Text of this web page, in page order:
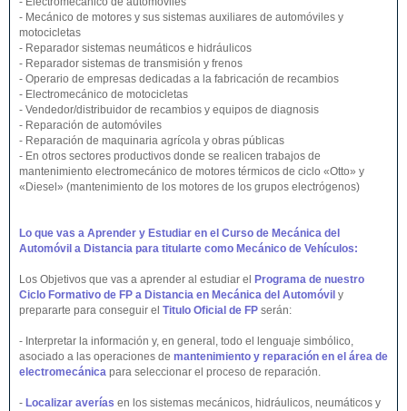
- Mecánico de motores y sus sistemas auxiliares de automóviles y
motocicletas
- Reparador sistemas neumáticos e hidráulicos
- Reparador sistemas de transmisión y frenos
- Operario de empresas dedicadas a la fabricación de recambios
- Electromecánico de motocicletas
- Vendedor/distribuidor de recambios y equipos de diagnosis
- Reparación de automóviles
- Reparación de maquinaria agrícola y obras públicas
- En otros sectores productivos donde se realicen trabajos de
mantenimiento electromecánico de motores térmicos de ciclo «Otto» y
«Diesel» (mantenimiento de los motores de los grupos electrógenos)
Lo que vas a Aprender y Estudiar en el Curso de Mecánica del
Automóvil a Distancia para titularte como Mecánico de Vehículos:
Los Objetivos que vas a aprender al estudiar el
Programa de nuestro
Ciclo Formativo de FP a Distancia en Mecánica del Automóvil y
prepararte para conseguir el Titulo Oficial de FP serán:
- Interpretar la información y, en general, todo el lenguaje simbólico,
asociado a las operaciones de mantenimiento y reparación en el área de
electromecánica para seleccionar el proceso de reparación.
- Localizar averías en los sistemas mecánicos, hidráulicos, neumáticos y